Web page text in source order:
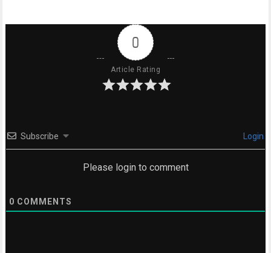
0
Article Rating
Subscribe Login
Please login to comment
0 COMMENTS